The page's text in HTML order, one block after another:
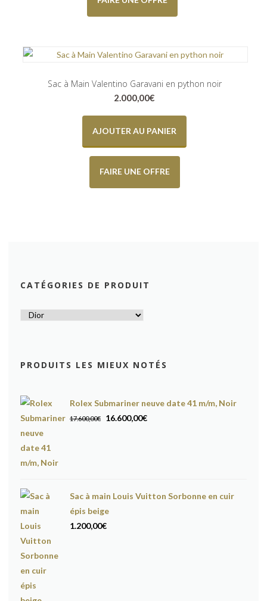
Sac à Main Valentino Garavani en python noir
2.000,00€
AJOUTER AU PANIER
FAIRE UNE OFFRE
CATÉGORIES DE PRODUIT
PRODUITS LES MIEUX NOTÉS
Rolex Submariner neuve date 41 m/m, Noir
17.600,00€
Le
16.600,00€Le
Sac à main Louis Vuitton Sorbonne en cuir
épis beige
1.200,00€